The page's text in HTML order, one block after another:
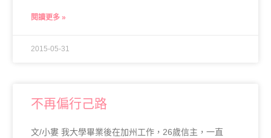
閱讀更多 »
2015-05-31
不再偏行己路
文/小婁 我大學畢業後在加州工作，26歲信主，一直